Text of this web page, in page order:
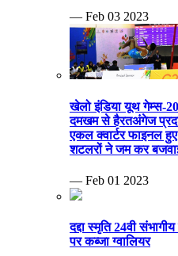
— Feb 03 2023
खेलो इंडिया यूथ गेम्स-
दमखम से हैरतअंगेज
एकल क्वार्टर फाइनल
शटलरों ने जम कर
— Feb 01 2023
दद्दा स्मृति 24वी
पर कब्जा ग्वालियर